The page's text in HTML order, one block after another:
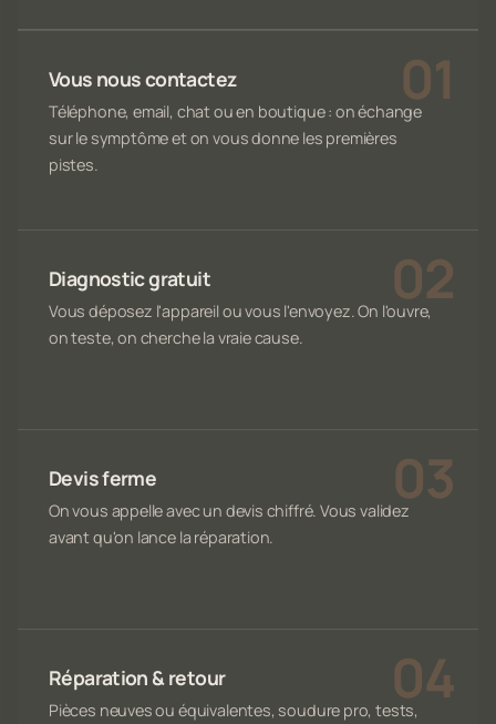
Vous nous contactez
Téléphone, email, chat ou en boutique : on échange
sur le symptôme et on vous donne les premières
pistes.
Diagnostic gratuit
Vous déposez l'appareil ou vous l'envoyez. On l'ouvre,
on teste, on cherche la vraie cause.
Devis ferme
On vous appelle avec un devis chiffré. Vous validez
avant qu'on lance la réparation.
Réparation & retour
Pièces neuves ou équivalentes, soudure pro, tests,